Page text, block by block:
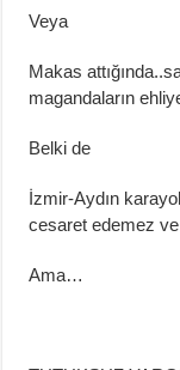
Veya
Makasattığında..
magandaların
Belki de
İzmir-Aydın karay
cesaret edemez
Ama…